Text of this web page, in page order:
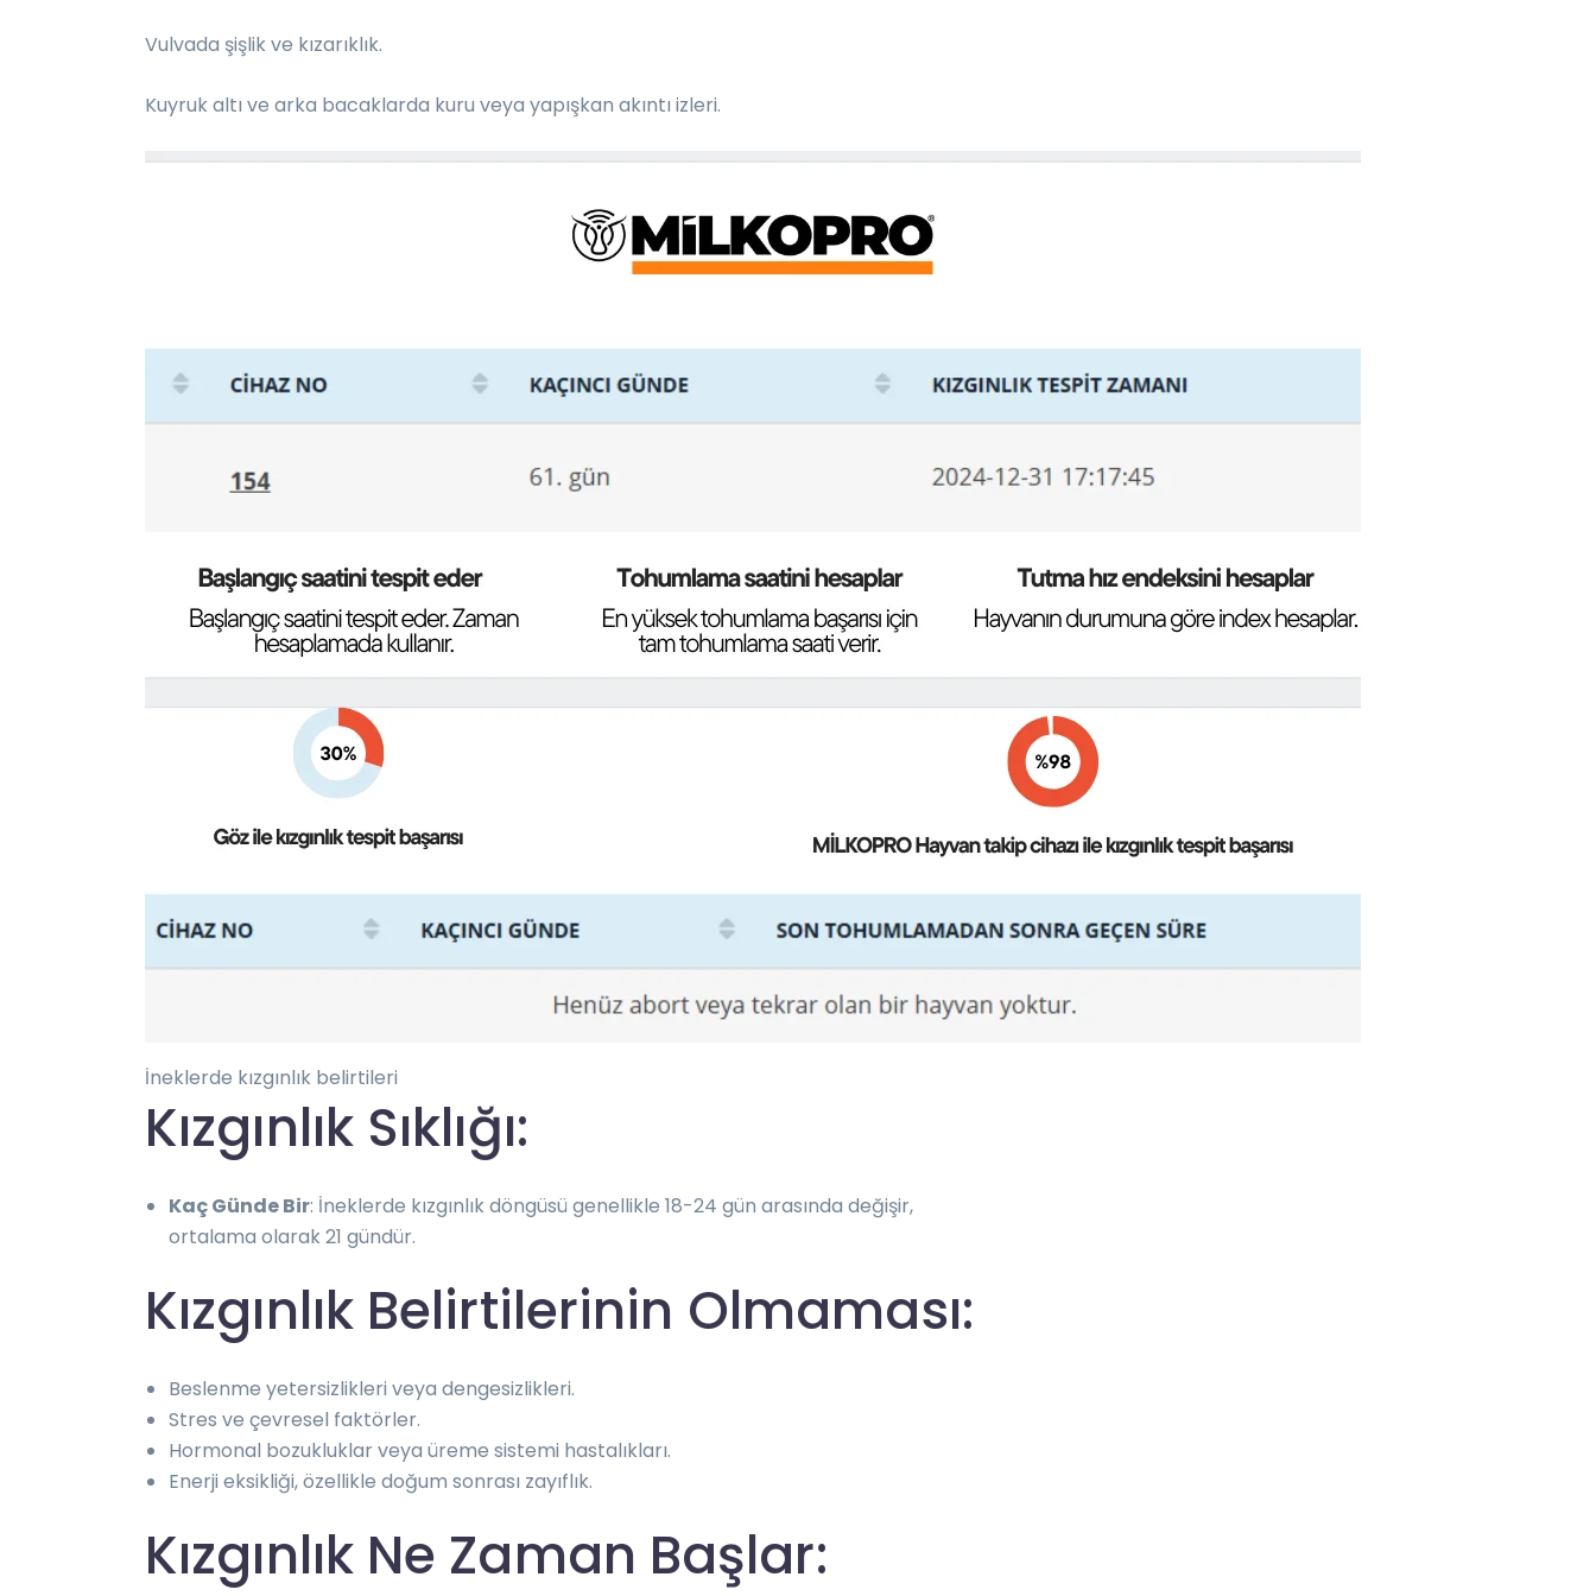
Vulvada şişlik ve kızarıklık.
Kuyruk altı ve arka bacaklarda kuru veya yapışkan akıntı izleri.
İneklerde kızgınlık belirtileri
Kızgınlık Sıklığı:
Kaç Günde Bir: İneklerde kızgınlık döngüsü genellikle 18-24 gün arasında değişir,
ortalama olarak 21 gündür.
Kızgınlık Belirtilerinin Olmaması:
Beslenme yetersizlikleri veya dengesizlikleri.
Stres ve çevresel faktörler.
Hormonal bozukluklar veya üreme sistemi hastalıkları.
Enerji eksikliği, özellikle doğum sonrası zayıflık.
Kızgınlık Ne Zaman Başlar: